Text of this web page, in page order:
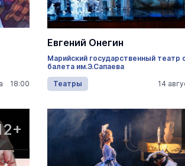
18:00
Евгений Онегин
Марийский государственный театр
балета им.Э.Сапаева
Театры
14